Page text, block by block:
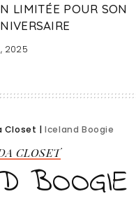
LIMITÉE POUR SON
2025
Closet |Iceland Boogie
CLOSET
BOOGIE